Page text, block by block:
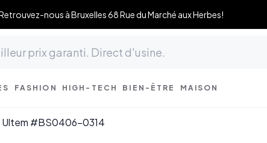
nous à Bruxelles 68 Rue du Marché aux Herbes!
FASHION HIGH-TECH BIEN-ÊTRE MAISON
Ultem #BS0406-0314